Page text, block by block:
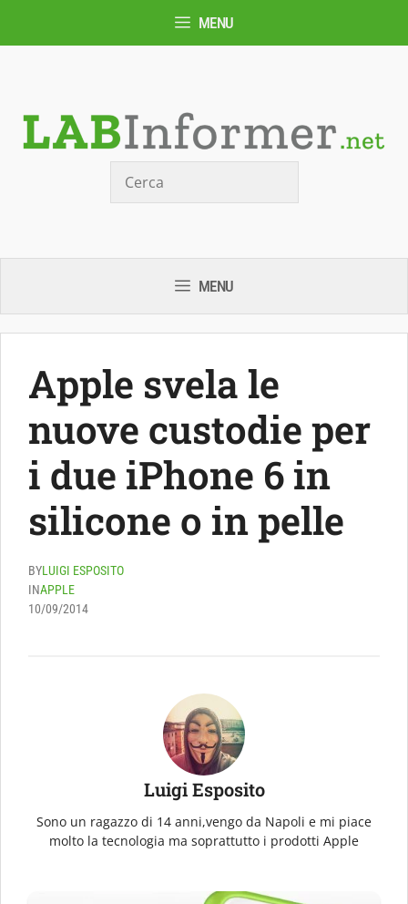
MENU
MENU
Apple svela le
nuove custodie per
i due iPhone 6 in
silicone o in pelle
BYLUIGI ESPOSITO
INAPPLE
10/09/2014
Luigi Esposito
Sono un ragazzo di 14 anni,vengo da Napoli e mi piace
molto la tecnologia ma soprattutto i prodotti Apple